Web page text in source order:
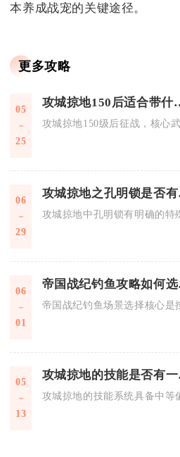
本养成战宠的关键途径。
更多攻略
05
25
攻城掠地150
攻城掠地150级后征战，核心
06
29
攻
攻城掠地中孔明锁有明确的
06
01
帝国
帝国战纪钓鱼场景选择核心
05
13
攻
攻城掠地的技能系统具备中